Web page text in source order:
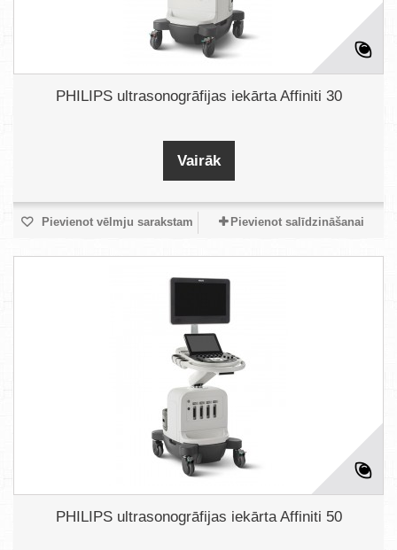
PHILIPS ultrasonogrāfijas iekārta Affiniti 30
Vairāk
Pievienot vēlmju sarakstam Pievienot salīdzināšanai
PHILIPS ultrasonogrāfijas iekārta Affiniti 50